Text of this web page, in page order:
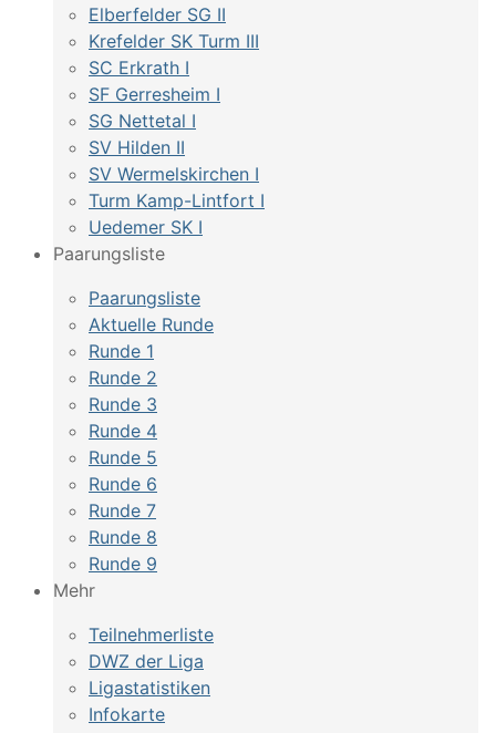
Elberfelder SG II
Krefelder SK Turm III
SC Erkrath I
SF Gerresheim I
SG Nettetal I
SV Hilden II
SV Wermelskirchen I
Turm Kamp-Lintfort I
Uedemer SK I
Paarungsliste
Paarungsliste
Aktuelle Runde
Runde 1
Runde 2
Runde 3
Runde 4
Runde 5
Runde 6
Runde 7
Runde 8
Runde 9
Mehr
Teilnehmerliste
DWZ der Liga
Ligastatistiken
Infokarte